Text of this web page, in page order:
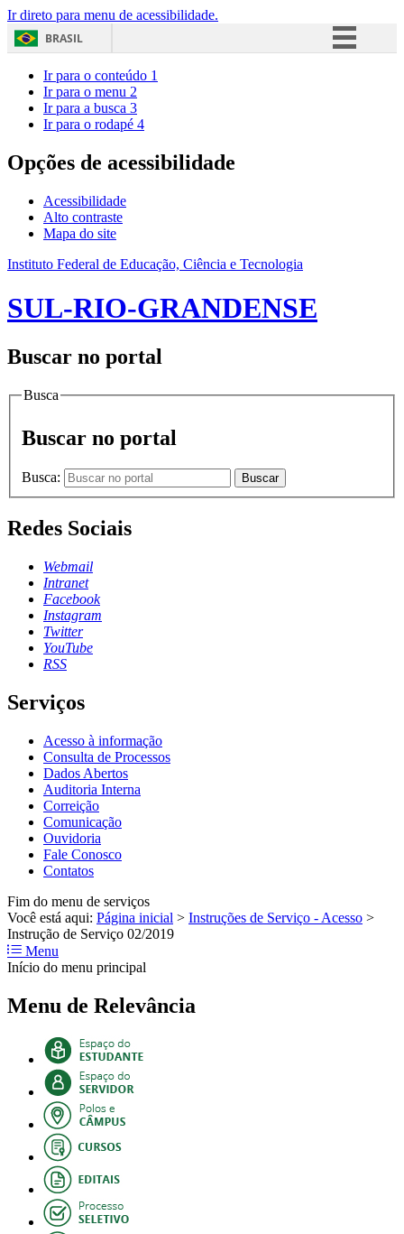
Ir direto para menu de acessibilidade.
BRASIL
Acesso à informação
Ir para o conteúdo 1
Ir para o menu 2
Ir para a busca 3
Ir para o rodapé 4
Opções de acessibilidade
Acessibilidade
Alto contraste
Mapa do site
Instituto Federal de Educação, Ciência e Tecnologia
SUL-RIO-GRANDENSE
Buscar no portal
Busca
Buscar no portal
Busca: Buscar
Redes Sociais
Webmail
Intranet
Facebook
Instagram
Twitter
YouTube
RSS
Serviços
Acesso à informação
Consulta de Processos
Dados Abertos
Auditoria Interna
Correição
Comunicação
Ouvidoria
Fale Conosco
Contatos
Fim do menu de serviços
Você está aqui: Página inicial > Instruções de Serviço - Acesso >
Instrução de Serviço 02/2019
Menu
Início do menu principal
Menu de Relevância